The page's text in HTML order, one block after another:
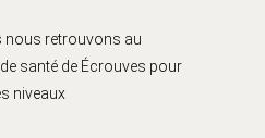
nous retrouvons au
santé de Écrouves pour
niveaux